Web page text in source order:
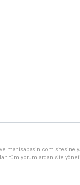
manisabasin.com sitesine
tüm yorumlardan site